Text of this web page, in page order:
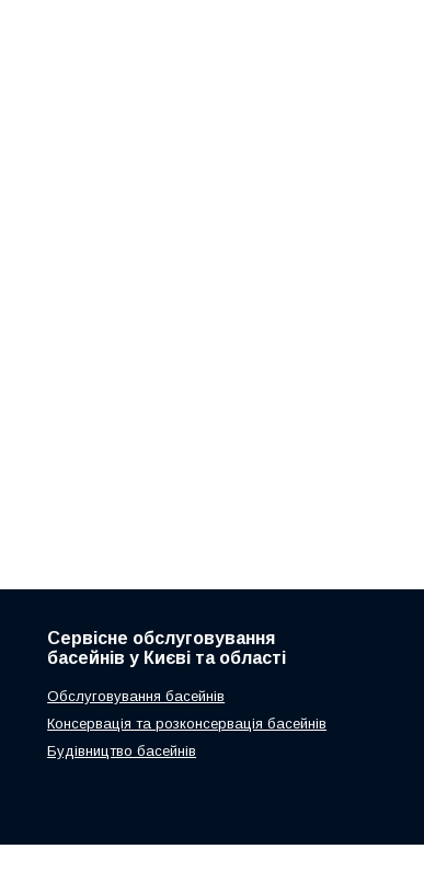
Сервісне обслуговування
басейнів у Києві та області
Обслуговування басейнів
Консервація та розконсервація басейнів
Будівництво басейнів